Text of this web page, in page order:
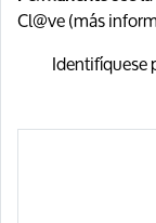
Cl@ve (más
Identifíquese